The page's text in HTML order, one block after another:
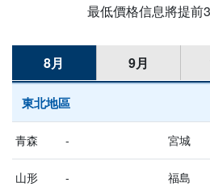
最低價格信息將提前3
8月 9月
東北地區
青森 - 宮城
山形 - 福島